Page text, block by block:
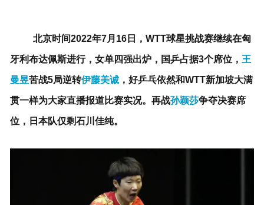
北京时间2022年7月16日，WTT球星挑战赛继续在匈
牙利布达佩斯进行，女单四强出炉，国乒占据3个席位， 王
曼昱苦战5局逆转伊藤美诚，好乒乓依然和WTT新加坡大满
贯一样为大家直播报道比赛实况。再战孙颖莎争夺决赛席
位，日本队仅剩石川佳纯。